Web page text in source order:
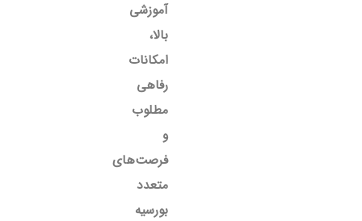
آموزشی
بالا،
امکانات
رفاهی
مطلوب
و
فرصت‌های
متعدد
بورسیه